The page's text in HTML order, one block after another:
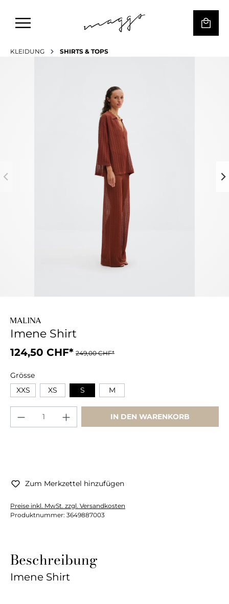
KLEIDUNG SHIRTS & TOPS
Imene Shirt
124,50 CHF* 249,00 CHF*
Grösse
XXS
XS S M
IN DEN WARENKORB
Zum Merkzettel hinzufügen
Preise inkl. MwSt. zzgl. Versandkosten
Produktnummer: 3649887003
Beschreibung
Imene Shirt